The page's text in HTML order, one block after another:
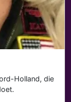
Holland, die